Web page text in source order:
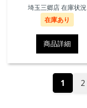
埼玉三郷店 在庫状況
在庫あり
商品詳細
1 2